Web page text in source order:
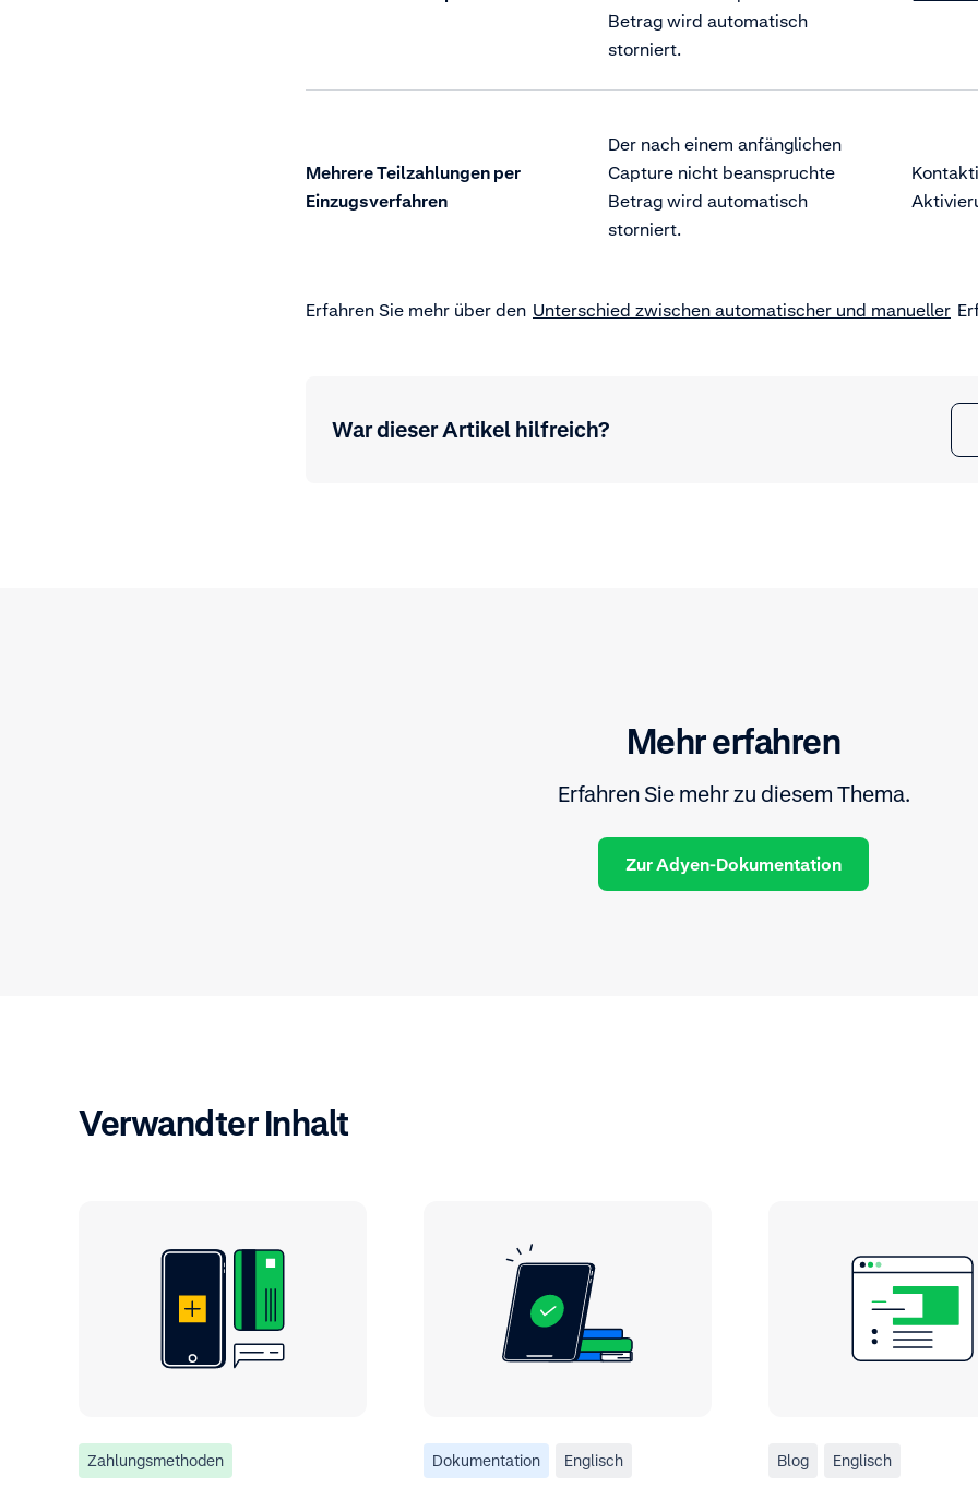
Betrag wird automatisch
storniert.
Mehrere Teilzahlungen per
Einzugsverfahren
Der nach einem anfänglichen
Capture nicht beanspruchte
Betrag wird automatisch
storniert.
Erfahren Sie mehr über den Unterschied zwischen automatischer und manueller
War dieser Artikel hilfreich?
Mehr erfahren
Erfahren Sie mehr zu diesem Thema.
Zur Adyen-Dokumentation
Verwandter Inhalt
Zahlungsmethoden Dokumentation Englisch Blog Englisch